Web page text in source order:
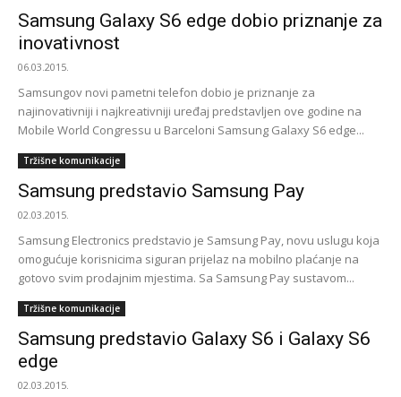
Samsung Galaxy S6 edge dobio priznanje za
inovativnost
06.03.2015.
Samsungov novi pametni telefon dobio je priznanje za
najinovativniji i najkreativniji uređaj predstavljen ove godine na
Mobile World Congressu u Barceloni Samsung Galaxy S6 edge...
Tržišne komunikacije
Samsung predstavio Samsung Pay
02.03.2015.
Samsung Electronics predstavio je Samsung Pay, novu uslugu koja
omogućuje korisnicima siguran prijelaz na mobilno plaćanje na
gotovo svim prodajnim mjestima. Sa Samsung Pay sustavom...
Tržišne komunikacije
Samsung predstavio Galaxy S6 i Galaxy S6
edge
02.03.2015.